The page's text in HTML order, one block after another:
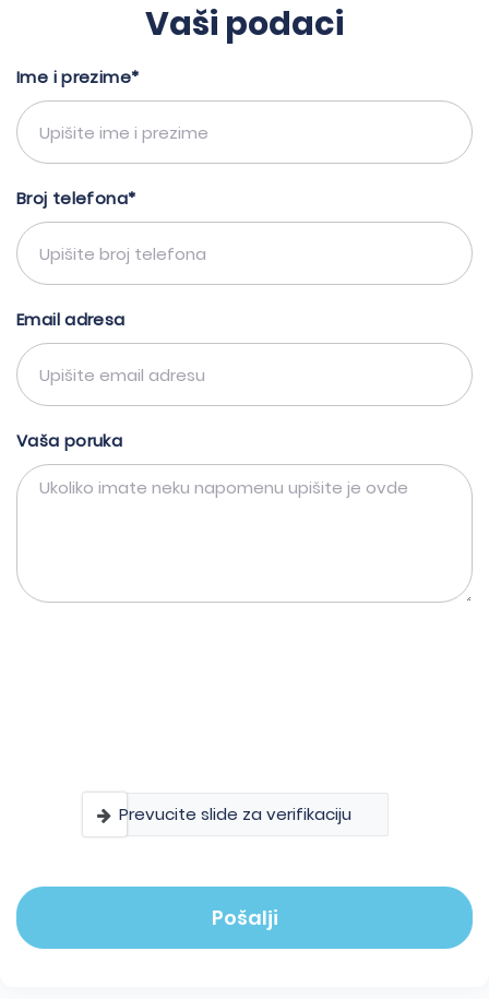
Vaši podaci
Ime i prezime*
Broj telefona*
Email adresa
Vaša poruka
Prevucite slide za verifikaciju
Pošalji
→